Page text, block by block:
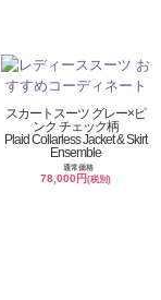
スカートスーツ グレー×ピ
ンク チェック柄
Plaid Collarless Jacket & Skirt
Ensemble
通常価格
78,000円(税別)